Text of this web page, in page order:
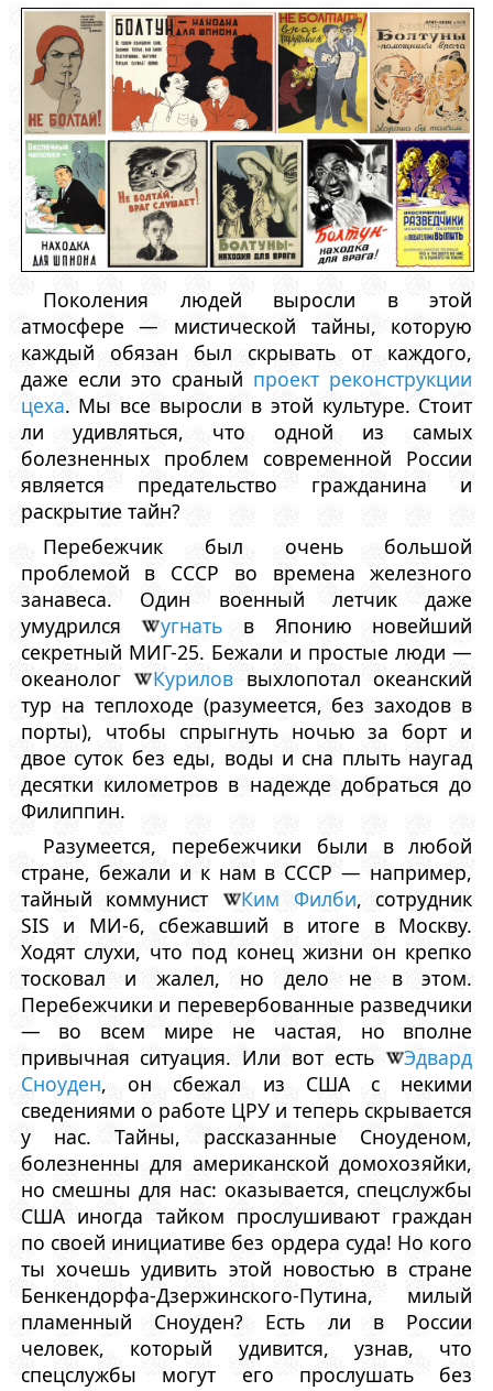
Поколения людей выросли в этой
атмосфере — мистической тайны, которую
каждый обязан был скрывать от каждого,
даже если это сраный проект реконструкции
цеха. Мы все выросли в этой культуре. Стоит
ли удивляться, что одной из самых
болезненных проблем современной России
является предательство гражданина и
раскрытие тайн?
Перебежчик был очень большой
проблемой в СССР во времена железного
занавеса. Один военный летчик даже
умудрился
угнатьв Японию новейший
секретный МИГ-25. Бежали и простые люди —
океанолог
Куриловвыхлопотал океанский
тур на теплоходе (разумеется, без заходов в
порты), чтобы спрыгнуть ночью за борт и
двое суток без еды, воды и сна плыть наугад
десятки километров в надежде добраться до
Филиппин.
Разумеется, перебежчики были в любой
стране, бежали и к нам в СССР — например,
тайный коммунист
Ким Филби, сотрудник
SIS и МИ-6, сбежавший в итоге в Москву.
Ходят слухи, что под конец жизни он крепко
тосковал и жалел, но дело не в этом.
Перебежчики и перевербованные разведчики
— во всем мире не частая, но вполне
привычная ситуация. Или вот есть
Эдвард
Сноуден, он сбежал из США с некими
сведениями о работе ЦРУ и теперь скрывается
у нас. Тайны, рассказанные Сноуденом,
болезненны для американской домохозяйки,
но смешны для нас: оказывается, спецслужбы
США иногда тайком прослушивают граждан
по своей инициативе без ордера суда! Но кого
ты хочешь удивить этой новостью в стране
Бенкендорфа-Дзержинского-Путина, милый
пламенный Сноуден? Есть ли в России
человек, который удивится, узнав, что
спецслужбы могут его прослушать без